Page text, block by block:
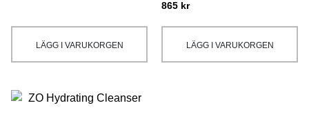
LÄGG I VARUKORGEN
865 kr
LÄGG I VARUKORGEN